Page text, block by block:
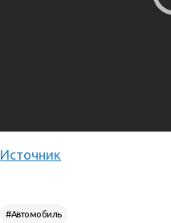
Источник
#Автомобиль